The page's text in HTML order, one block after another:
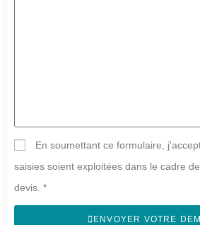
En soumettant ce formulaire,
saisies soient exploitées dans le cadre
devis. *
ENVOYER VOTRE